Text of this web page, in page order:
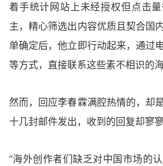
着手统计网站上未经授权但点击
主，精心筛选出内容优质且契合国
单确定后，他立即行动起来，通过
等方式，直接联系这些素不相识的海
然而，回应李春霖满腔热情的，却
十几封邮件发出，收到的回复却寥寥
“海外创作者们缺乏对中国市场的